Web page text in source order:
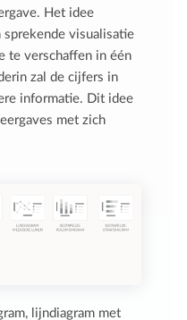
Het idee
sprekende visualisatie
te verschaffen in één
zal de cijfers in
informatie. Dit idee
met zich
lijndiagram met